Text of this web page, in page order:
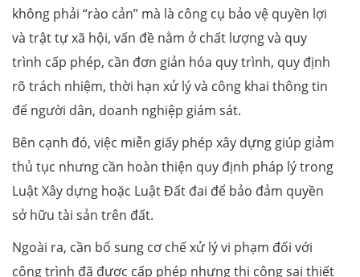
không phải “rào cản” mà là công cụ bảo vệ quyền lợi
và trật tự xã hội, vấn đề nằm ở chất lượng và quy
trình cấp phép, cần đơn giản hóa quy trình, quy định
rõ trách nhiệm, thời hạn xử lý và công khai thông tin
để người dân, doanh nghiệp giám sát.
Bên cạnh đó, việc miễn giấy phép xây dựng giúp giảm
thủ tục nhưng cần hoàn thiện quy định pháp lý trong
Luật Xây dựng hoặc Luật Đất đai để bảo đảm quyền
sở hữu tài sản trên đất.
Ngoài ra, cần bổ sung cơ chế xử lý vi phạm đối với
công trình đã được cấp phép nhưng thi công sai thiết